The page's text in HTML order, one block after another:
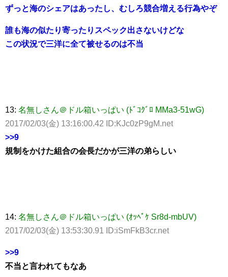
ずっと海のシェアはあったし、むしろ競合増える行為やぞ
誰も海の似たり寄ったりスペック出さないけどな
この状況で三洋に全て被せるのは不当
13: 名無しさん＠ドル箱いっぱい (ﾄﾞｺｸﾞﾛ MMa3-51wG)
2017/02/03(金) 13:16:00.42 ID:KJc0zP9gM.net
>>9
規制をかけた組合の会長だかが三洋の弟らしい
14: 名無しさん＠ドル箱いっぱい (ｵｯﾍﾟｹ Sr8d-mbUV)
2017/02/03(金) 13:53:30.91 ID:iSmFkB3cr.net
>>9
不当と言われてもなあ